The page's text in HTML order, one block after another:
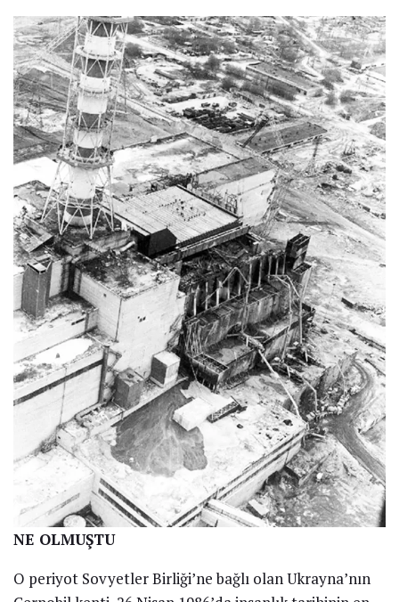
NE OLMUŞTU
O periyot Sovyetler Birliği’ne bağlı olan Ukrayna’nın